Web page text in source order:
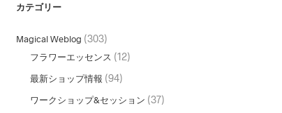
カテゴリー
Magical Weblog (303)
フラワーエッセンス (12)
最新ショップ情報 (94)
ワークショップ&セッション (37)